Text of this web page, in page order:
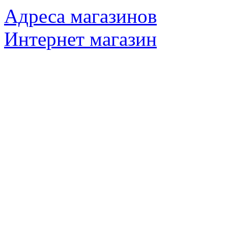
Адреса магазинов
Интернет магазин